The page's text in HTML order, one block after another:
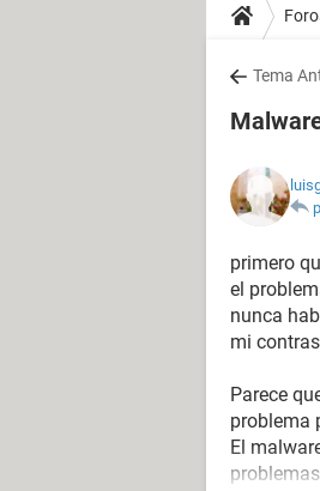
Tema
primero
el
nunca
mi
Parece
problema
El